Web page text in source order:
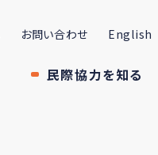
お問い合わせ English
民際協力を知る